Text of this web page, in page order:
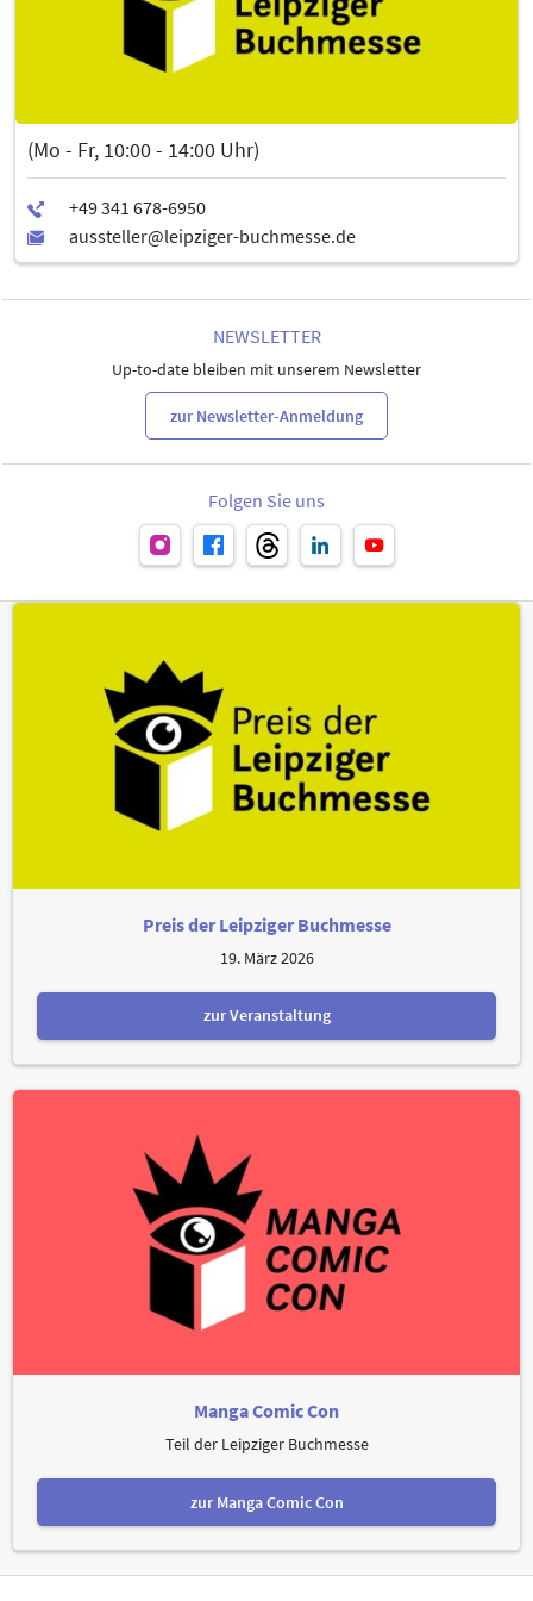
Merkblatt Bodenbohrungen (PDF, 99 kB)
Merkblatt feuergefährliche Arbeiten (PDF, 108 kB)
Merkblatt für den Einsatz von Hubarbeitsbühnen (PDF, 112 kB)
Merkblatt Glas im Standbau innerhalb der Messehallen (PDF,
463 kB)
(Mo - Fr, 10:00 - 14:00 Uhr)
NEWSLETTER
Up-to-date bleiben mit unserem Newsletter
zur Newsletter-Anmeldung
Folgen Sie uns
Preis der Leipziger Buchmesse
19. März 2026
zur Veranstaltung
Manga Comic Con
Teil der Leipziger Buchmesse
zur Manga Comic Con